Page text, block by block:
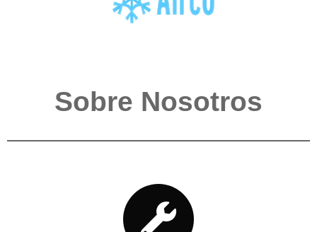
Sobre Nosotros